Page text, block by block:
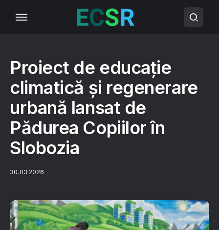
Proiect de educație
climatică și regenerare
urbană lansat de
Pădurea Copiilor în
Slobozia
30.03.2026